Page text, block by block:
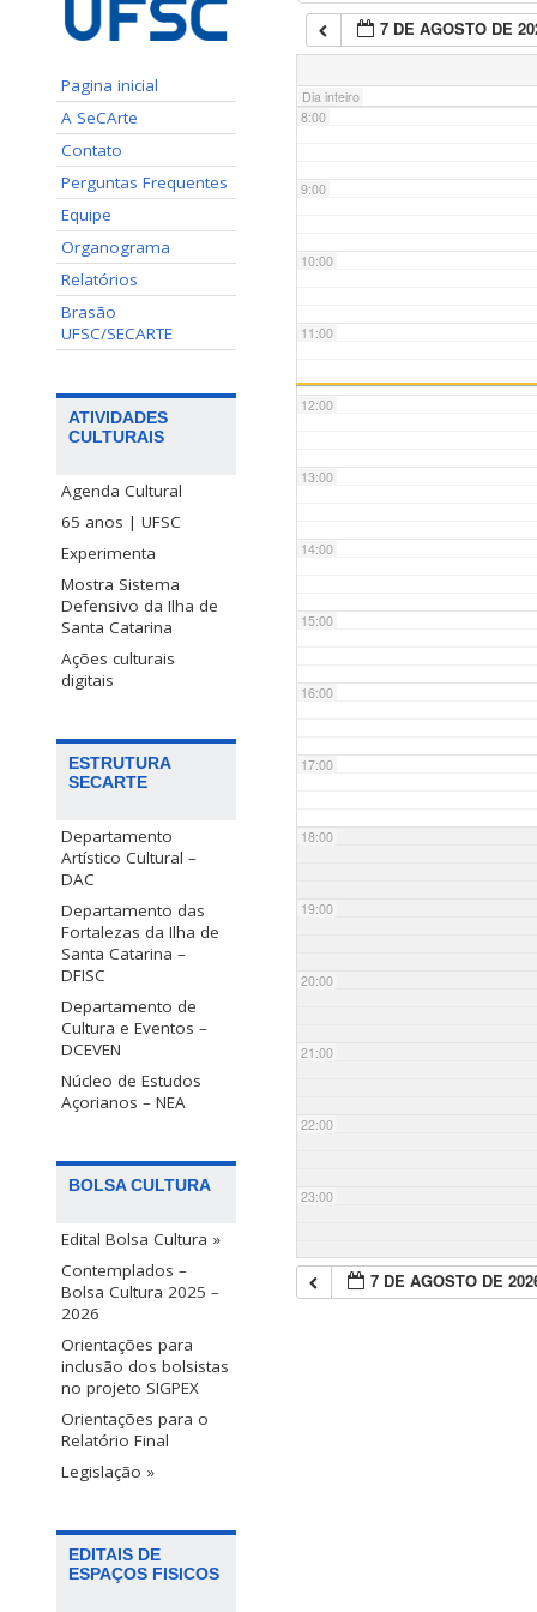
Pagina inicial
A SeCArte
Contato
Perguntas Frequentes
Equipe
Organograma
Relatórios
Brasão
UFSC/SECARTE
ATIVIDADES
CULTURAIS
Agenda Cultural
65 anos | UFSC
Experimenta
Mostra Sistema
Defensivo da Ilha de
Santa Catarina
Ações culturais
digitais
ESTRUTURA
SECARTE
Departamento
Artístico Cultural –
DAC
Departamento das
Fortalezas da Ilha de
Santa Catarina –
DFISC
Departamento de
Cultura e Eventos –
DCEVEN
Núcleo de Estudos
Açorianos – NEA
BOLSA CULTURA
Edital Bolsa Cultura »
Contemplados –
Bolsa Cultura 2025 –
2026
Orientações para
inclusão dos bolsistas
no projeto SIGPEX
Orientações para o
Relatório Final
Legislação »
EDITAIS DE
ESPAÇOS FISICOS
7 DE AGOSTO DE
Dia inteiro
7:00
8:00
9:00
10:00
11:00
12:00
13:00
14:00
15:00
16:00
17:00
18:00
19:00
20:00
21:00
22:00
23:00
7 DE AGOSTO DE